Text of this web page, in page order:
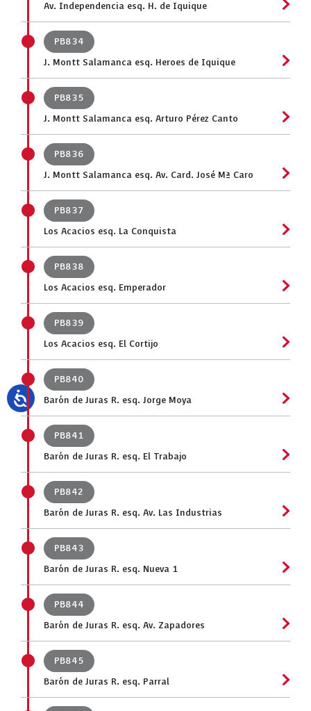
Av. Independencia esq. H. de Iquique
PB834
J. Montt Salamanca esq. Heroes de Iquique
PB835
J. Montt Salamanca esq. Arturo Pérez Canto
PB836
J. Montt Salamanca esq. Av. Card. José Mª Caro
PB837
Los Acacios esq. La Conquista
PB838
Los Acacios esq. Emperador
PB839
Los Acacios esq. El Cortijo
PB840
Barón de Juras R. esq. Jorge Moya
PB841
Barón de Juras R. esq. El Trabajo
PB842
Barón de Juras R. esq. Av. Las Industrias
PB843
Barón de Juras R. esq. Nueva 1
PB844
Barón de Juras R. esq. Av. Zapadores
PB845
Barón de Juras R. esq. Parral